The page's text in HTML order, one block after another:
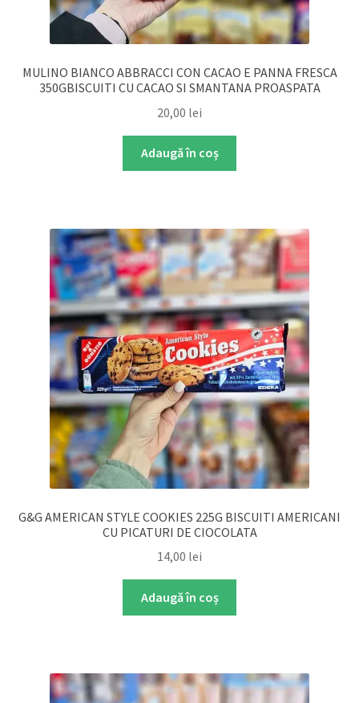
MULINO BIANCO ABBRACCI CON CACAO E PANNA FRESCA
350GBISCUITI CU CACAO SI SMANTANA PROASPATA
20,00 lei
Adaugă în coș
G&G AMERICAN STYLE COOKIES 225G BISCUITI AMERICANI
CU PICATURI DE CIOCOLATA
14,00 lei
Adaugă în coș